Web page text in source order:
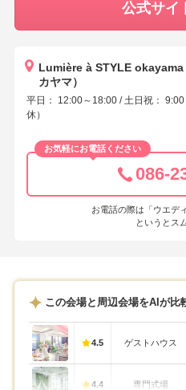
公式サイ
Lumière à STYLE okayama
カヤマ）
平日： 12:00～18:00 / 土日祝：
休）
お気軽にお電話ください
086-
お電話の際は「ウエデ
というとス
この会場と周辺会場をAIが比
4.5 ゲストハウス
4.4 専門式場